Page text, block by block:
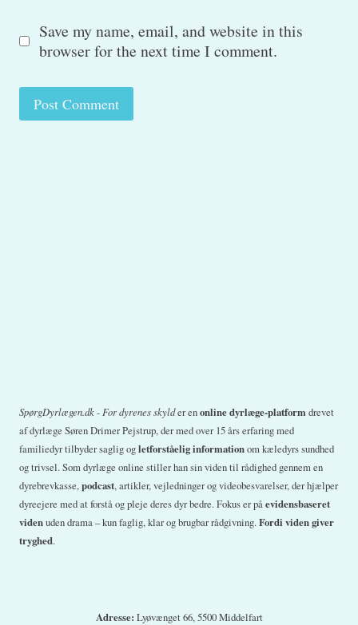
Save my name, email, and website in this
browser for the next time I comment.
SpørgDyrlægen.dk - For dyrenes skylder enonline dyrlæge-platformdrevet
af dyrlæge Søren Drimer Pejstrup, der med over 15 års erfaring med
familiedyr tilbyder saglig ogletforståelig informationom kæledyrs sundhed
og trivsel. Som dyrlæge online stiller han sin viden til rådighed gennem en
dyrebrevkasse,podcast, artikler, vejledninger og videobesvarelser, der hjælper
dyreejere med at forstå og pleje deres dyr bedre. Fokus er påevidensbaseret
videnuden drama – kun faglig, klar og brugbar rådgivning.Fordi viden giver
tryghed.
Adresse: Lyøvænget 66, 5500 Middelfart